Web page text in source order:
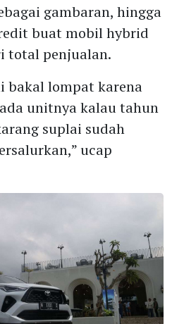
gambaran, hingga
buat mobil hybrid
total penjualan.
bakal lompat karena
unitnya kalau tahun
suplai sudah
ucap